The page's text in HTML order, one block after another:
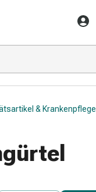
& Krankenpflege